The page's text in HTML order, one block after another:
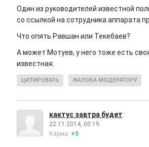
Один из руководителей известной
со ссылкой на сотрудника аппарата
Что опять Равшан или Текебаев?
А может Мотуев, у него тоже есть
известная.
ЦИТИРОВАТЬ ЖАЛОБА МОДЕРАТОРУ
кактус завтра будет
22.11.2014, 00:19
Карма: +5